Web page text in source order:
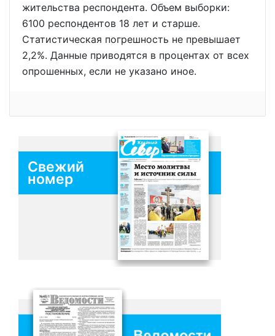
жительства респондента. Объем выборки:
6100 респондентов 18 лет и старше.
Статистическая погрешность не превышает
2,2%. Данные приводятся в процентах от всех
опрошенных, если не указано иное.
Свежий
номер